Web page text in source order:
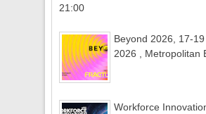
21:00
Beyond 2026, 17-19
2026 , Metropolitan
Workforce